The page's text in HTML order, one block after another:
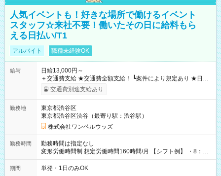
人気イベントも！好きな場所で働けるイベント
スタッフ☆来社不要！働いたその日に給料もら
える日払い/T1
アルバイト 職種未経験OK
給与
日給13,000円～
＋交通費支給 ★交通費全額支給！ ┗案件により規定あり ★日払
いOK！（規定あり） ┗働いたその日に現金GET♪ お仕事後はコ
ンビニATMから 日払い分を引き落とせます！ 【試用期間】試
交通費別途支給あり
勤務地
東京都渋谷区
東京都渋谷区渋谷（最寄り駅：渋谷駅）
株式会社ワンベルウッズ
勤務時間
勤務時間は指定なし
変形労働時間制 想定労働時間160時間/月 【シフト例】 ・8：00
～21：00
期間 単発・1日のみOK